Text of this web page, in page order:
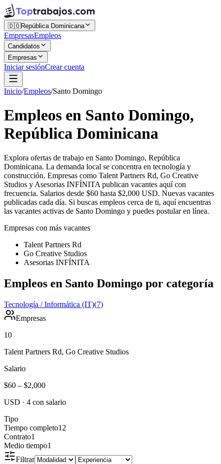
🇩🇴República Dominicana
EmpresasEmpleos
Candidatos
Empresas
Iniciar sesiónCrear cuenta
Inicio/Empleos/Santo Domingo
Empleos en Santo Domingo,
República Dominicana
Explora ofertas de trabajo en Santo Domingo, República
Dominicana. La demanda local se concentra en tecnología y
construcción. Empresas como Talent Partners Rd, Go Creative
Studios y Asesorias INFÍNITA publican vacantes aquí con
frecuencia. Salarios desde $60 hasta $2,000 USD. Nuevas vacantes
publicadas cada día. Si buscas empleos cerca de ti, aquí encuentras
las vacantes activas de Santo Domingo y puedes postular en línea.
Empresas con más vacantes
Talent Partners Rd
Go Creative Studios
Asesorias INFÍNITA
Empleos en Santo Domingo por categoría
Tecnología / Informática (IT)(7)
Empresas
10
Talent Partners Rd, Go Creative Studios
Salario
$60 – $2,000
USD · 4 con salario
Tipo
Tiempo completo12
Contrato1
Medio tiempo1
Filtrar